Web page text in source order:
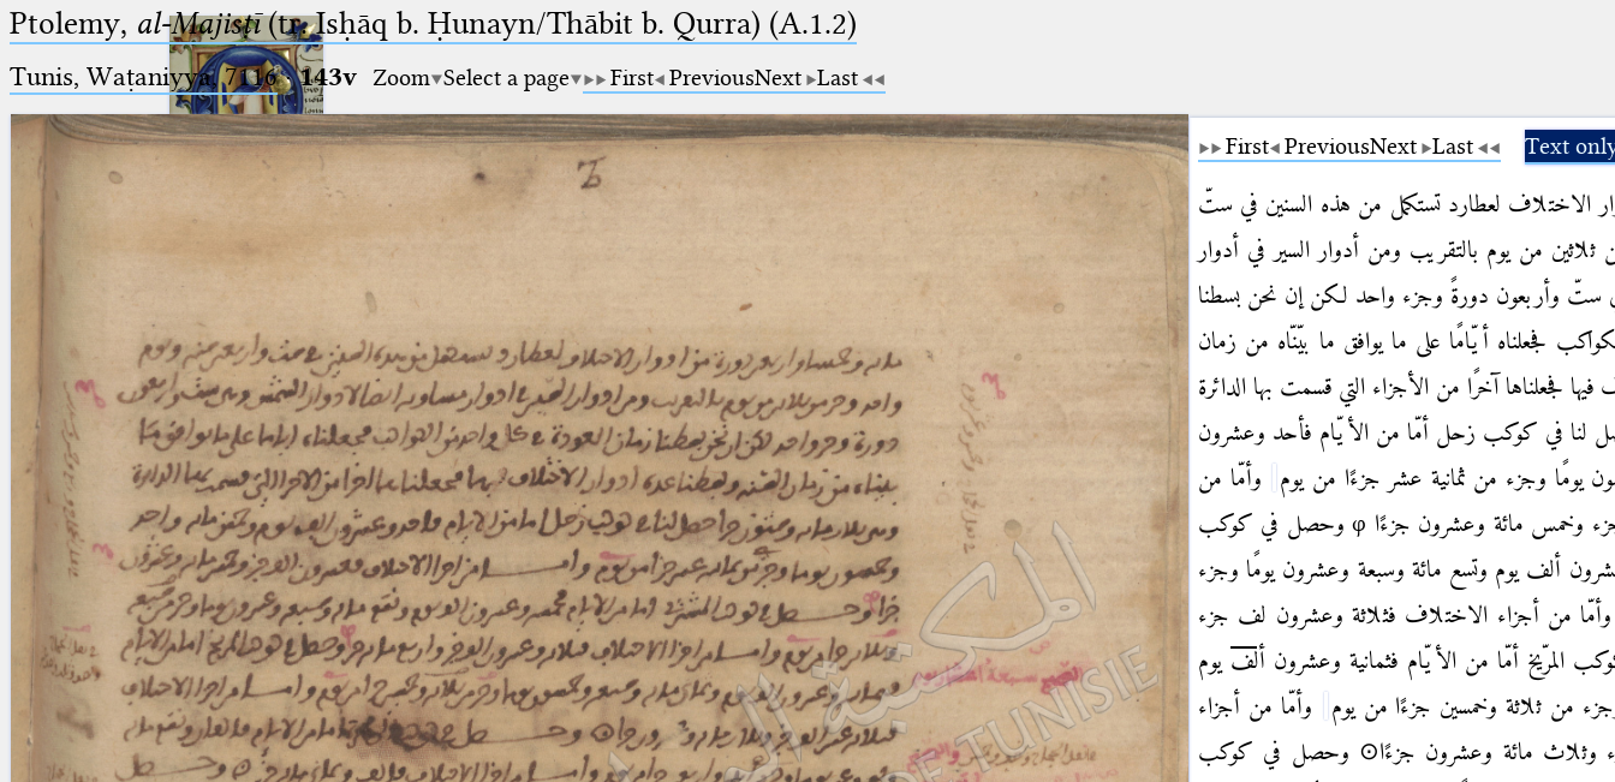
Ptolemaeus
Arabus et Latinus
(the underscore) is the placeholder
for exactly one character.
%
(the percent sign) is the
placeholder for no, one or more
than one character.
(two percent signs) is the
placeholder for no, one or more
than one character, but not for
blank space (so that a search ends
at word boundaries).
🔎︎
Start
Project
Team
News
Jobs
Publications
Conference
Arabic Works
Arabic Manuscripts
Latin Works
Ptolemy, al-Majisṭī(tr. Isḥāq b. Ḥunayn/Thābit b. Qurra) (A.1.2)
Tunis, Waṭaniyya, 7116·143v Zoom Select a page First PreviousNext Last
First PreviousNext Last Text
الاختلاف لعطارد تستكمل من هذه السنين في ستّ
من يوم بالتقريب ومن أدوار السير في أدوار
ستّ وأربعون دورةً وجزء واحد لكن إن نحن بسطنا
فجعلناه أيّامًا على ما يوافق ما بيّنّاه من زمان
فجعلناها آخرًا من الأجزاء التي قسمت بها الدائرة
لنا في كوكب زحل أمّا من الأيّام فأحد وعشرون
يومًا وجزء من ثمانية عشر جزءًا من يوم
وأمّا من
وخمس مائة وعشرون جزءًا φ وحصل في كوكب
ألف يوم وتسع مائة وسبعة وعشرون يومًا وجزء
من أجزاء الاختلاف فثلاثة وعشرون لف جزء
المرّيخ أمّا من الأيّام فثمانية وعشرون ألف يوم
من ثلاثة وخمسين جزءًا من يوم
وأمّا من أجزاء
وثلاث مائة وعشرون جزءًا⊙ وحصل في كوكب